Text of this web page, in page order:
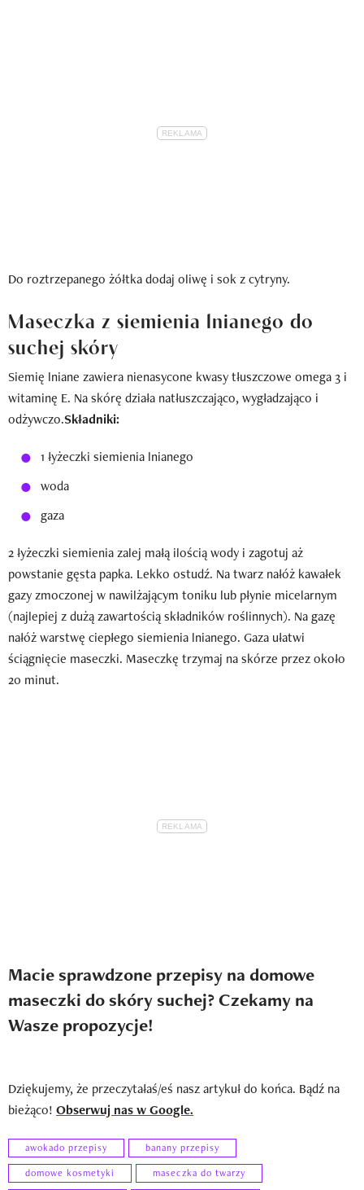
Do roztrzepanego żółtka dodaj oliwę i sok z cytryny.
Maseczka z siemienia lnianego do
suchej skóry
Siemię lniane zawiera nienasycone kwasy tłuszczowe omega 3 i
witaminę E. Na skórę działa natłuszczająco, wygładzająco i
odżywczo.Składniki:
1 łyżeczki siemienia lnianego
woda
gaza
2 łyżeczki siemienia zalej małą ilością wody i zagotuj aż
powstanie gęsta papka. Lekko ostudź. Na twarz nałóż kawałek
gazy zmoczonej w nawilżającym toniku lub płynie micelarnym
(najlepiej z dużą zawartością składników roślinnych). Na gazę
nałóż warstwę ciepłego siemienia lnianego. Gaza ułatwi
ściągnięcie maseczki. Maseczkę trzymaj na skórze przez około
20 minut.
Macie sprawdzone przepisy na domowe
maseczki do skóry suchej? Czekamy na
Wasze propozycje!
Dziękujemy, że przeczytałaś/eś nasz artykuł do końca. Bądź na
bieżąco! Obserwuj nas w Google.
awokado przepisy
banany przepisy
domowe kosmetyki
maseczka do twarzy